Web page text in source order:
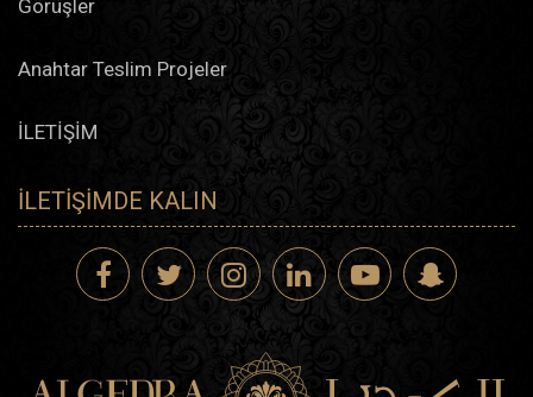
Görüşler
Anahtar Teslim Projeler
İLETİŞİM
İLETIŞIMDE KALIN